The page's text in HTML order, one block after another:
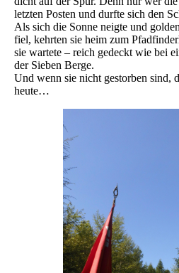
letzten Posten und durfte sich den
Als sich die Sonne neigte und
fiel, kehrten sie heim zum
sie wartete – reich gedeckt wie bei
der Sieben Berge.
Und wenn sie nicht gestorben sind,
heute…